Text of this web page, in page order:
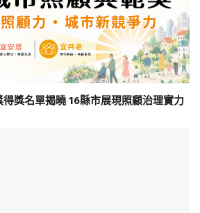
獎名單揭曉 16縣市展現照顧治理實力